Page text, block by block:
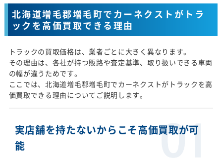
北海道増毛郡増毛町でカーネクストがトラ
ックを高価買取できる理由
トラックの買取価格は、業者ごとに大きく異なります。
その理由は、各社が持つ販路や査定基準、取り扱いできる車両
の幅が違うためです。
ここでは、北海道増毛郡増毛町でカーネクストがトラックを高
価買取できる理由についてご説明します。
実店舗を持たないからこそ高価買取が可
能